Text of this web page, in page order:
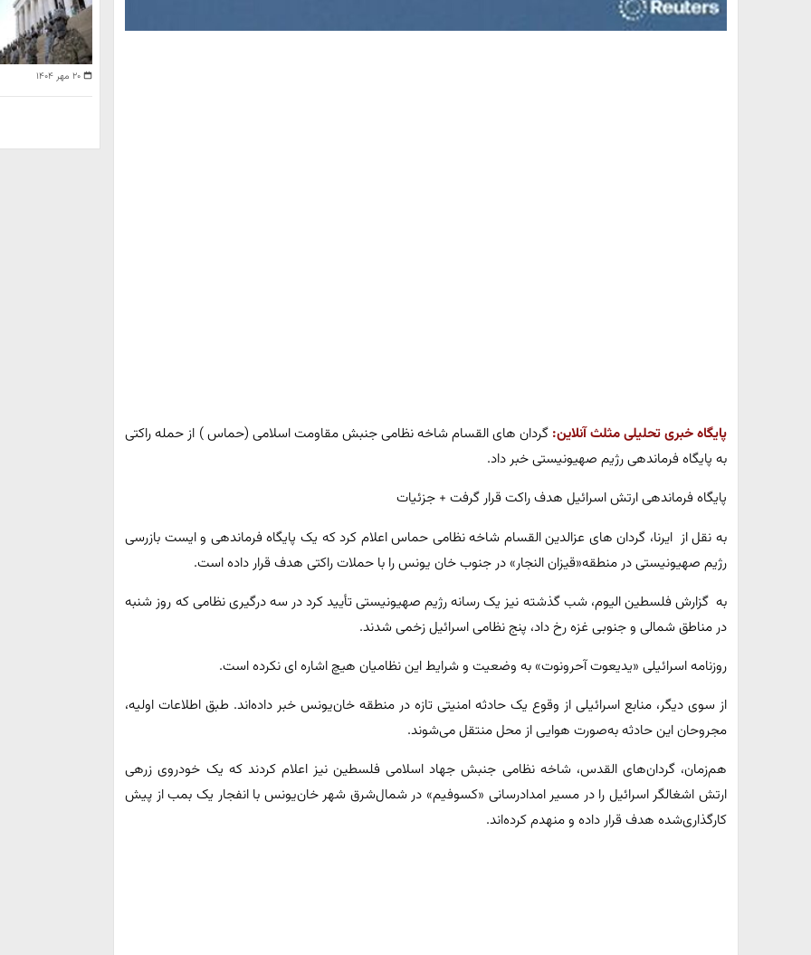
پایگاه خبری تحلیلی مثلث آنلاین: گردان های القسام شاخه نظامی جنبش مقاومت اسلامی (حماس ) از حمله راکتی
به پایگاه فرماندهی رژیم صهیونیستی خبر داد.
پایگاه فرماندهی ارتش اسرائیل هدف راکت قرار گرفت + جزئیات
به نقل از ایرنا، گردان های عزالدین القسام شاخه نظامی حماس اعلام کرد که یک پایگاه فرماندهی و ایست بازرسی
رژیم صهیونیستی در منطقه«قیزان النجار» در جنوب خان یونس را با حملات راکتی هدف قرار داده است.
به گزارش فلسطین الیوم، شب گذشته نیز یک رسانه رژیم صهیونیستی تأیید کرد در سه درگیری نظامی که روز شنبه
در مناطق شمالی و جنوبی غزه رخ داد، پنج نظامی اسرائیل زخمی شدند.
روزنامه اسرائیلی «یدیعوت آحرونوت» به وضعیت و شرایط این نظامیان هیچ اشاره ای نکرده است.
از سوی دیگر، منابع اسرائیلی از وقوع یک حادثه امنیتی تازه در منطقه خان‌یونس خبر داده‌اند. طبق اطلاعات اولیه،
مجروحان این حادثه به‌صورت هوایی از محل منتقل می‌شوند.
هم‌زمان، گردان‌های القدس، شاخه نظامی جنبش جهاد اسلامی فلسطین نیز اعلام کردند که یک خودروی زرهی
ارتش اشغالگر اسرائیل را در مسیر امدادرسانی «کسوفیم» در شمال‌شرق شهر خان‌یونس با انفجار یک بمب از پیش
کارگذاری‌شده هدف قرار داده و منهدم کرده‌اند.
۲۰ مهر ۱۴۰۴